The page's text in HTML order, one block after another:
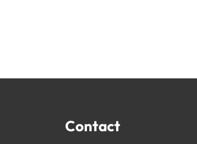
Contact